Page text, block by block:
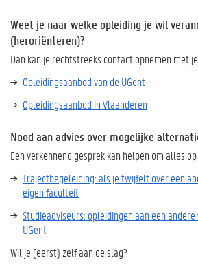
Weet je naar welke opleiding je wil
(heroriënteren)?
Dan kan je rechtstreeks contact opnemen met
Opleidingsaanbod van de UGent
Opleidingsaanbod in Vlaanderen
Nood aan advies over mogelijke
Een verkennend gesprek kan helpen om alles
Trajectbegeleiding: als je twijfelt over een
eigen faculteit
Studieadviseurs: opleidingen aan een
UGent
Wil je (eerst) zelf aan de slag?